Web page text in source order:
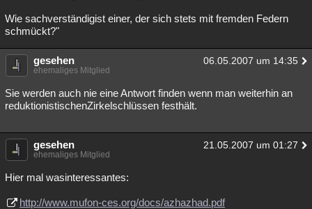
Wie sachverständigist einer, der sich stets mit fremden Federn
schmückt?"
gesehen 06.05.2007 um 14:35
ehemaliges Mitglied
Sie werden auch nie eine Antwort finden wenn man weiterhin an
reduktionistischenZirkelschlüssen festhält.
gesehen 21.05.2007 um 01:27
ehemaliges Mitglied
Hier mal wasinteressantes:
http://www.mufon-ces.org/docs/azhazhad.pdf